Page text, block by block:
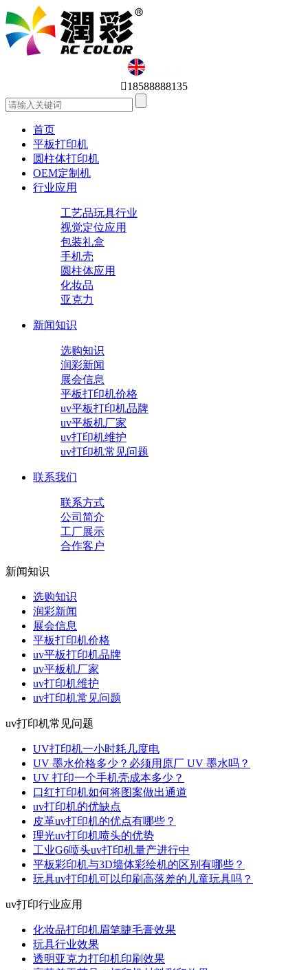
English
18588888135
首页
平板打印机
圆柱体打印机
OEM定制机
行业应用
工艺品玩具行业
视觉定位应用
包装礼盒
手机壳
圆柱体应用
化妆品
亚克力
新闻知识
选购知识
润彩新闻
展会信息
平板打印机价格
uv平板打印机品牌
uv平板机厂家
uv打印机维护
uv打印机常见问题
联系我们
联系方式
公司简介
工厂展示
合作客户
新闻知识
选购知识
润彩新闻
展会信息
平板打印机价格
uv平板打印机品牌
uv平板机厂家
uv打印机维护
uv打印机常见问题
uv打印机常见问题
UV打印机一小时耗几度电
UV 墨水价格多少？必须用原厂 UV 墨水吗？
UV 打印一个手机壳成本多少？
口红打印机如何将图案做出通道
uv打印机的优缺点
皮革uv打印机的优点有哪些？
理光uv打印机喷头的优势
工业G6喷头uv打印机量产进行中
平板彩印机与3D墙体彩绘机的区别有哪些？
玩具uv打印机可以印刷高落差的儿童玩具吗？
uv打印行业应用
化妆品打印机眉笔睫毛膏效果
玩具行业效果
透明亚克力打印机印刷效果